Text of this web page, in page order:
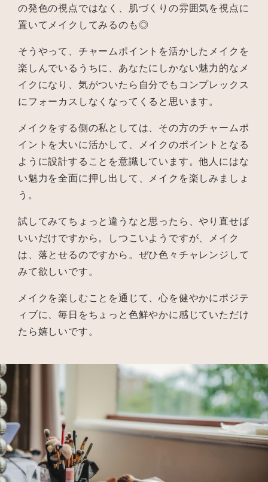
の発色の視点ではなく、肌づくりの雰囲気を視点に
置いてメイクしてみるのも◎
そうやって、チャームポイントを活かしたメイクを
楽しんでいるうちに、あなたにしかない魅力的なメ
イクになり、気がついたら自分でもコンプレックス
にフォーカスしなくなってくると思います。
メイクをする側の私としては、その方のチャームポ
イントを大いに活かして、メイクのポイントとなる
ように設計することを意識しています。他人にはな
い魅力を全面に押し出して、メイクを楽しみましょ
う。
試してみてちょっと違うなと思ったら、やり直せば
いいだけですから。しつこいようですが、メイク
は、落とせるのですから。ぜひ色々チャレンジして
みて欲しいです。
メイクを楽しむことを通じて、心を健やかにポジテ
ィブに、毎日をちょっと色鮮やかに感じていただけ
たら嬉しいです。